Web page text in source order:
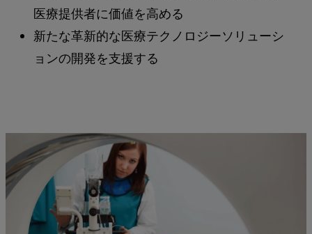
医療提供者に価値を高める
新たな革新的な医療テクノロジーソリューシ
ョンの開発を支援する